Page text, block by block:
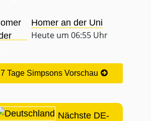
Homer an der Uni
Heute um 06:55 Uhr
7 Tage Simpsons Vorschau
Nächste DE-